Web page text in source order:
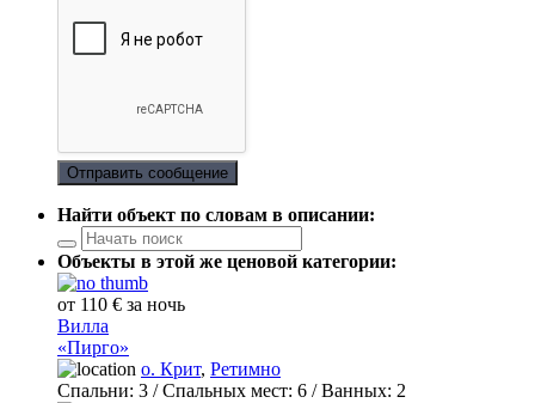
Отправить сообщение
Найти объект по словам в описании:
Объекты в этой же ценовой категории:
от 110 € за ночь
Вилла
«Пирго»
о. Крит, Ретимно
Спальни: 3 / Спальных мест: 6 /Ванных: 2